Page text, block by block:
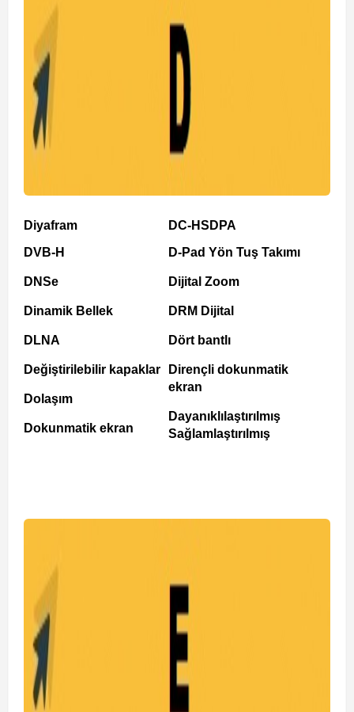
Diyafram
DVB-H
DNSe
Dinamik Bellek
DLNA
Değiştirilebilir kapaklar
Dolaşım
Dokunmatik ekran
DC-HSDPA
D-Pad Yön Tuş Takımı
Dijital Zoom
DRM Dijital
Dört bantlı
Dirençli dokunmatik
ekran
Dayanıklılaştırılmış
Sağlamlaştırılmış